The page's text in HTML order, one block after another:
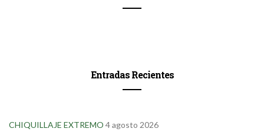
Entradas Recientes
CHIQUILLAJE EXTREMO 4 agosto 2026